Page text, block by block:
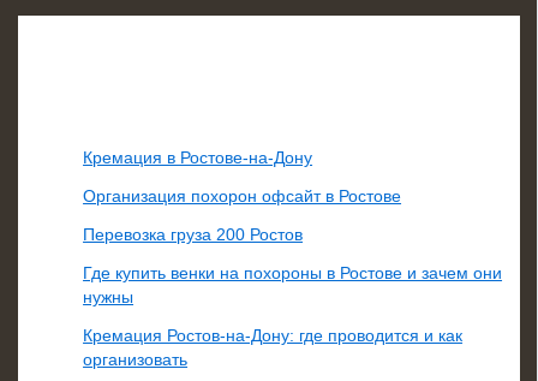
Кремация в Ростове-на-Дону
Организация похорон офсайт в Ростове
Перевозка груза 200 Ростов
Где купить венки на похороны в Ростове и зачем они
нужны
Кремация Ростов-на-Дону: где проводится и как
организовать